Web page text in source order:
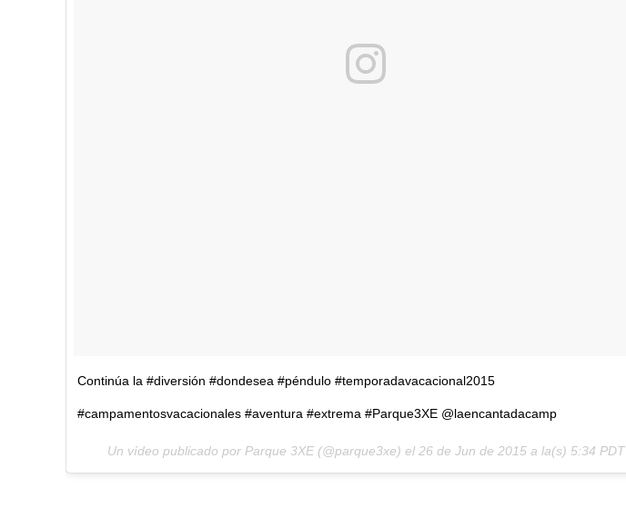
Continúa la #diversión #dondesea #péndulo #temporadavacacional2015
#campamentosvacacionales #aventura #extrema #Parque3XE @laencantadacamp
Un vídeo publicado por Parque 3XE (@parque3xe) el 26 de Jun de 2015 a la(s) 5:34 PDT